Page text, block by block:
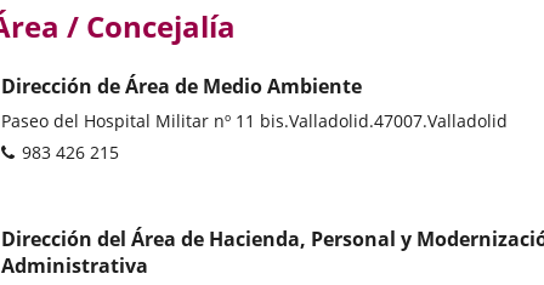
/ Concejalía
Dirección de Área de Medio Ambiente
Postal
address
Paseo del Hospital Militar nº 11 bis.Valladolid.47007.Valladolid
Phones
983 426 215
Dirección del Área de Hacienda, Personal y
Administrativa